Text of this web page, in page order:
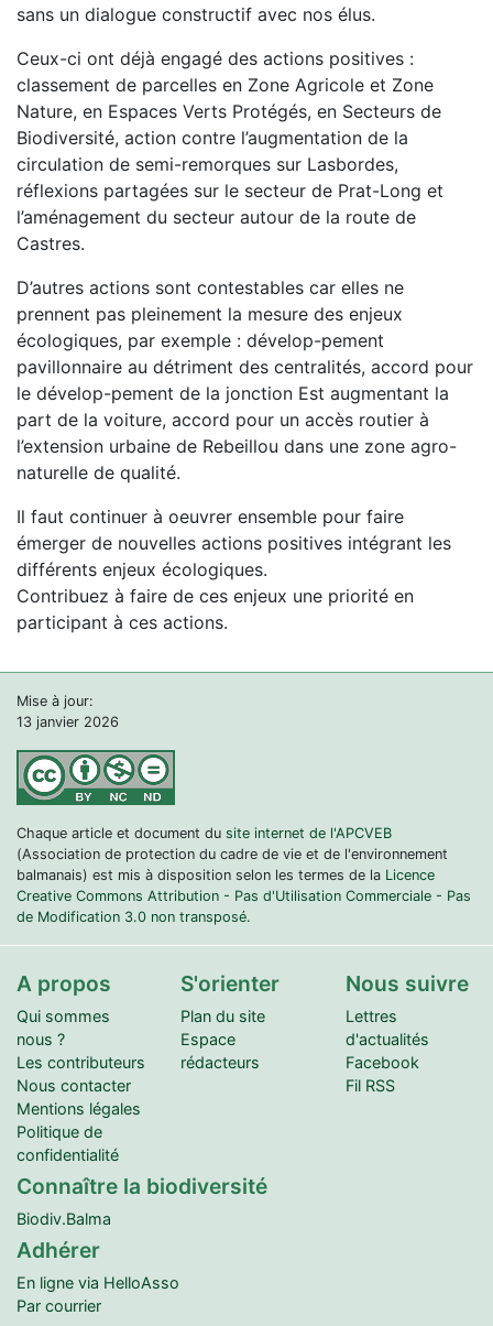
sans un dialogue constructif avec nos élus.
Ceux-ci ont déjà engagé des actions positives :
classement de parcelles en Zone Agricole et Zone
Nature, en Espaces Verts Protégés, en Secteurs de
Biodiversité, action contre l’augmentation de la
circulation de semi-remorques sur Lasbordes,
réflexions partagées sur le secteur de Prat-Long et
l’aménagement du secteur autour de la route de
Castres.
D’autres actions sont contestables car elles ne
prennent pas pleinement la mesure des enjeux
écologiques, par exemple : dévelop-pement
pavillonnaire au détriment des centralités, accord pour
le dévelop-pement de la jonction Est augmentant la
part de la voiture, accord pour un accès routier à
l’extension urbaine de Rebeillou dans une zone agro-
naturelle de qualité.
Il faut continuer à oeuvrer ensemble pour faire
émerger de nouvelles actions positives intégrant les
différents enjeux écologiques.
Contribuez à faire de ces enjeux une priorité en
participant à ces actions.
Mise à jour:
13 janvier 2026
Chaque article et document du site internet de l'APCVEB
(Association de protection du cadre de vie et de l'environnement
balmanais) est mis à disposition selon les termes de la Licence
Creative Commons Attribution - Pas d'Utilisation Commerciale - Pas
de Modification 3.0 non transposé.
A propos
Qui sommes
nous ?
Les contributeurs
Nous contacter
Mentions légales
Politique de
confidentialité
S'orienter
Plan du site
Espace
rédacteurs
Nous suivre
Lettres
d'actualités
Facebook
Fil RSS
Connaître la biodiversité
Biodiv.Balma
Adhérer
En ligne via HelloAsso
Par courrier